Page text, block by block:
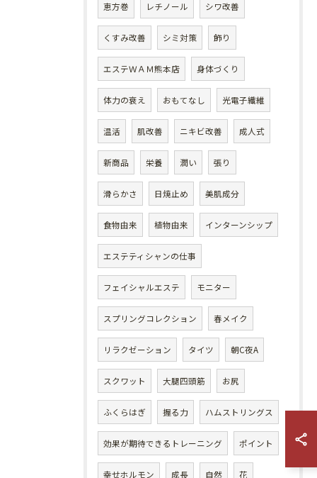
恵方巻 レチノール シワ改善
くすみ改善 シミ対策 飾り
エステＷＡＭ熊本店 身体づくり
体力の衰え おもてなし 光電子繊維
温活 肌改善 ニキビ改善 成人式
新商品 栄養 潤い 張り
滑らかさ 日焼止め 美肌成分
食物由来 植物由来 インターンシップ
エステティシャンの仕事
フェイシャルエステ モニター
スプリングコレクション 春メイク
リラクゼーション タイツ 朝C夜A
スクワット 大腿四頭筋 お尻
ふくらはぎ 握る力 ハムストリングス
効果が期待できるトレーニング ポイント
幸せホルモン 成長 自然 花